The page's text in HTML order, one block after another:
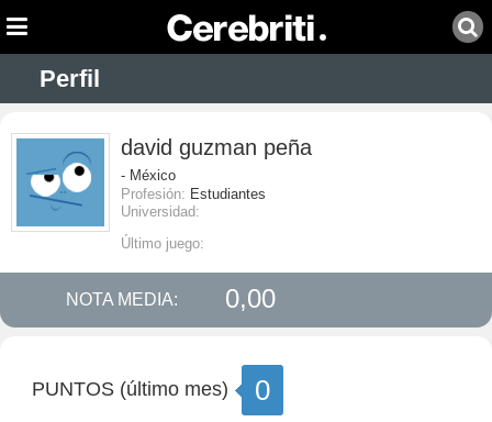
Perfil
david guzman peña
- México
Profesión: Estudiantes
Universidad:
Último juego:
NOTA MEDIA: 0,00
PUNTOS (último mes) 0